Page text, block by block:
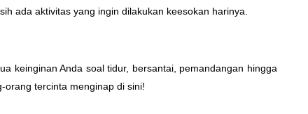
ada aktivitas yang ingin dilakukan keesokan harinya.
keinginan Anda soal tidur, bersantai, pemandangan hingga
orang tercinta menginap di sini!